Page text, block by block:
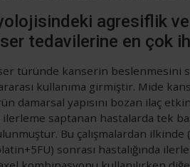
agresiflik ve
tedavilerine en çok
türünde kanserin beslenmesini
kullanıma girmiştir. Mide
damarsal yapısını bozan ilaç
ilerleme saptanan hastalarda tek
Bu çalışmalardan
sonrası hastalığında